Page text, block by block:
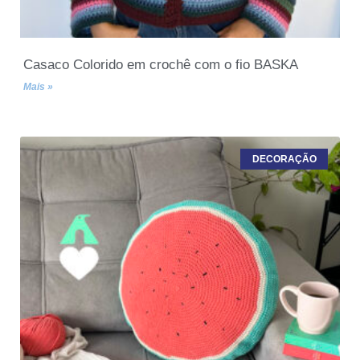
Casaco Colorido em crochê com o fio BASKA
Mais »
DECORAÇÃO